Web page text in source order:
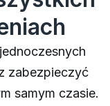
zabezpieczyć
samym czasie.